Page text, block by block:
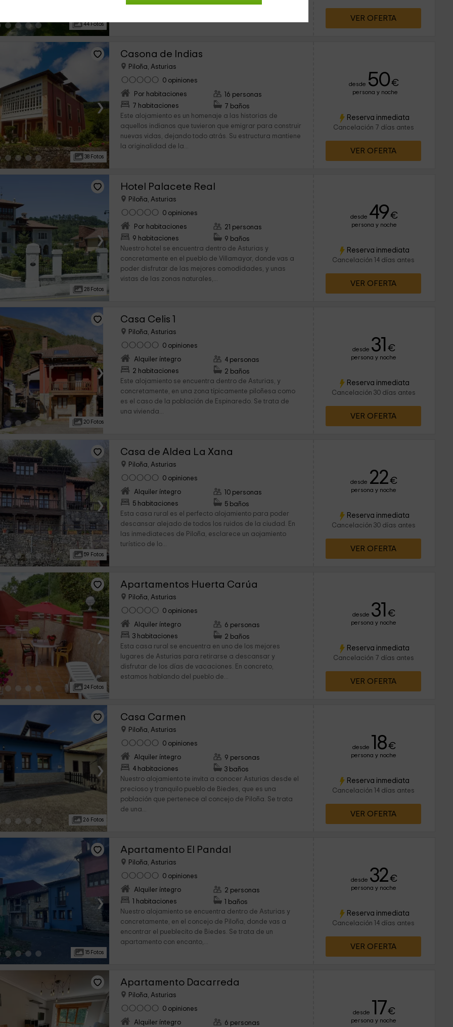
44 Fotos
preparado para grupos grandes ya que tiene una
VER OFERTA
›
38 Fotos
Casona de Indias
Piloña, Asturias
0 opiniones
Por habitaciones
7 habitaciones
16 personas
7 baños
Este alojamiento es un homenaje a las historias de
aquellos indianos que tuvieron que emigrar para construir
nuevas vidas, dejando todo atrás. Su estructura mantiene
la originalidad de la...
desde 50€
persona y noche
Reserva inmediata
Cancelación 7 días antes
VER OFERTA
›
28 Fotos
Hotel Palacete Real
Piloña, Asturias
0 opiniones
Por habitaciones
9 habitaciones
21 personas
9 baños
Nuestro hotel se encuentra dentro de Asturias y
concretamente en el pueblo de Villamayor, donde vas a
poder disfrutar de las mejores comodidades, y unas
vistas de las zonas naturales,...
desde 49€
persona y noche
Reserva inmediata
Cancelación 14 días antes
VER OFERTA
›
20 Fotos
Casa Celis 1
Piloña, Asturias
0 opiniones
Alquiler íntegro
2 habitaciones
4 personas
2 baños
Este alojamiento se encuentra dentro de Asturias, y
concretamente, en una zona típicamente piloñesa como
es el caso de la población de Espinaredo. Se trata de
una vivienda...
desde 31 €
persona y noche
Reserva inmediata
Cancelación 30 días antes
VER OFERTA
›
59 Fotos
Casa de Aldea La Xana
Piloña, Asturias
0 opiniones
Alquiler íntegro
5 habitaciones
10 personas
5 baños
Esta casa rural es el perfecto alojamiento para poder
descansar alejado de todos los ruidos de la ciudad. En
las inmediateces de Piloña, esclarece un aojamiento
turístico de lo...
desde 22€
persona y noche
Reserva inmediata
Cancelación 30 días antes
VER OFERTA
›
24 Fotos
Apartamentos Huerta Carúa
Piloña, Asturias
0 opiniones
Alquiler íntegro
3 habitaciones
6 personas
2 baños
Esta casa rural se encuentra en uno de los mejores
lugares de Asturias para retirarse a descansar y
disfrutar de los días de vacaciones. En concreto,
estamos hablando del pueblo de...
desde 31 €
persona y noche
Reserva inmediata
Cancelación 7 días antes
VER OFERTA
›
26 Fotos
Casa Carmen
Piloña, Asturias
0 opiniones
Alquiler íntegro
4 habitaciones
9 personas
3 baños
Nuestro alojamiento te invita a conocer Asturias desde el
precioso y tranquilo pueblo de Biedes, que es una
población que pertenece al concejo de Piloña. Se trata
de una...
desde 18€
persona y noche
Reserva inmediata
Cancelación 14 días antes
VER OFERTA
›
15 Fotos
Apartamento El Pandal
Piloña, Asturias
0 opiniones
Alquiler íntegro
1 habitaciones
2 personas
1 baños
Nuestro alojamiento se encuentra dentro de Asturias y
concretamente, en el concejo de Piloña, donde vas a
encontrar el pueblecito de Biedes. Se trata de un
apartamento con encanto,...
desde 32€
persona y noche
Reserva inmediata
Cancelación 14 días antes
VER OFERTA
Apartamento Dacarreda
Piloña, Asturias
0 opiniones
Alquiler íntegro
6 personas
desde 17€
persona y noche